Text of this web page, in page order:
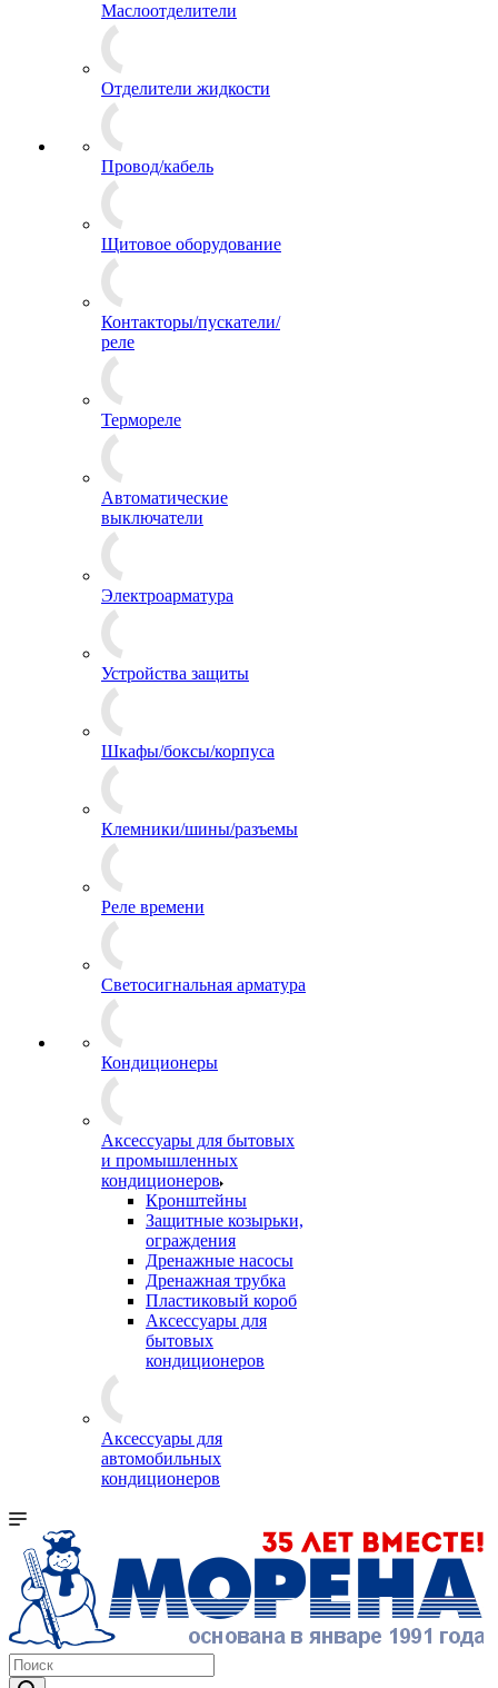
Маслоотделители
Отделители жидкости
Провод/кабель
Щитовое оборудование
Контакторы/пускатели/
реле
Термореле
Автоматические
выключатели
Электроарматура
Устройства защиты
Шкафы/боксы/корпуса
Клемники/шины/разъемы
Реле времени
Светосигнальная арматура
Кондиционеры
Аксессуары для бытовых
и промышленных
кондиционеров
Кронштейны
Защитные козырьки,
ограждения
Дренажные насосы
Дренажная трубка
Пластиковый короб
Аксессуары для
бытовых
кондиционеров
Аксессуары для
автомобильных
кондиционеров